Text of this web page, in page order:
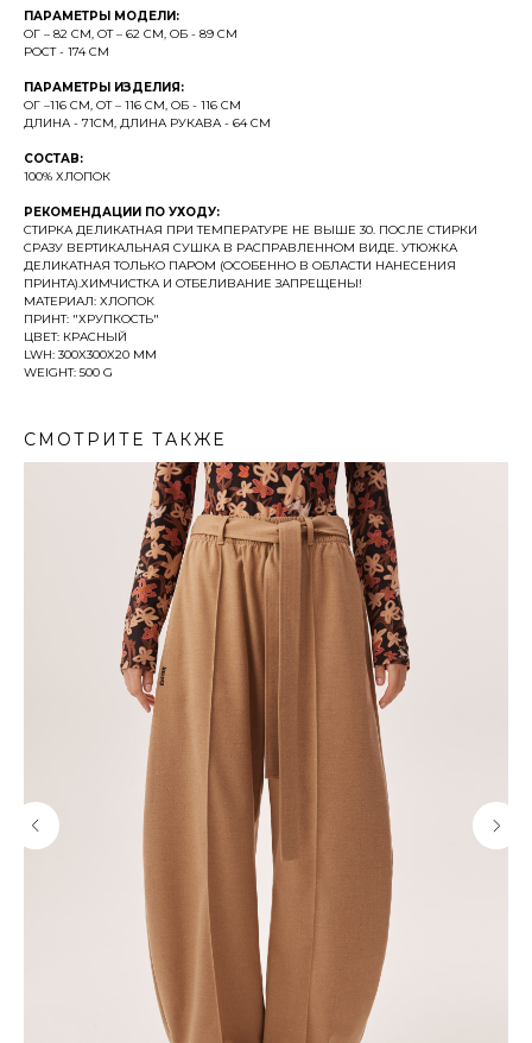
ПАРАМЕТРЫ МОДЕЛИ:
ОГ – 82 СМ, ОТ – 62 СМ, ОБ - 89 СМ
РОСТ - 174 СМ
ПАРАМЕТРЫ ИЗДЕЛИЯ:
ОГ –116 СМ, ОТ – 116 СМ, ОБ - 116 СМ
ДЛИНА - 71СМ, ДЛИНА РУКАВА - 64 СМ
СОСТАВ:
100% ХЛОПОК
РЕКОМЕНДАЦИИ ПО УХОДУ:
СТИРКА ДЕЛИКАТНАЯ ПРИ ТЕМПЕРАТУРЕ НЕ ВЫШЕ 30. ПОСЛЕ СТИРКИ
СРАЗУ ВЕРТИКАЛЬНАЯ СУШКА В РАСПРАВЛЕННОМ ВИДЕ. УТЮЖКА
ДЕЛИКАТНАЯ ТОЛЬКО ПАРОМ (ОСОБЕННО В ОБЛАСТИ НАНЕСЕНИЯ
ПРИНТА).ХИМЧИСТКА И ОТБЕЛИВАНИЕ ЗАПРЕЩЕНЫ!
МАТЕРИАЛ: ХЛОПОК
ПРИНТ: "ХРУПКОСТЬ"
ЦВЕТ: КРАСНЫЙ
LWH: 300X300X20 MM
WEIGHT: 500 G
СМОТРИТЕ ТАКЖЕ